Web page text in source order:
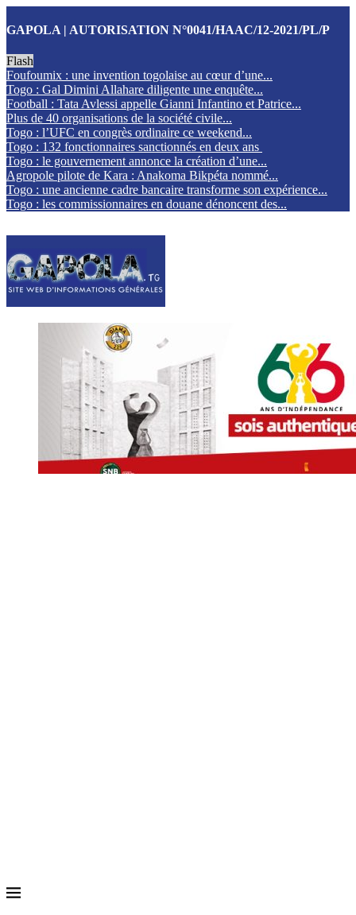
GAPOLA | AUTORISATION N°0041/HAAC/12-2021/PL/P
Flash
Foufoumix : une invention togolaise au cœur d’une...
Togo : Gal Dimini Allahare diligente une enquête...
Football : Tata Avlessi appelle Gianni Infantino et Patrice...
Plus de 40 organisations de la société civile...
Togo : l’UFC en congrès ordinaire ce weekend...
Togo : 132 fonctionnaires sanctionnés en deux ans
Togo : le gouvernement annonce la création d’une...
Agropole pilote de Kara : Anakoma Bikpéta nommé...
Togo : une ancienne cadre bancaire transforme son expérience...
Togo : les commissionnaires en douane dénoncent des...